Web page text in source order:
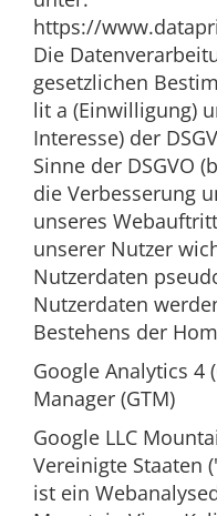
https://
Die
gesetzlichen
lit a (Einwilligung)
Interesse) der
Sinne der DSGVO
die Verbesserung
unseres
unserer Nutzer
Nutzerdaten
Nutzerdaten
Bestehens der
Google Analytics 4
Manager (GTM)
Google LLC
Vereinigte Staaten
ist ein